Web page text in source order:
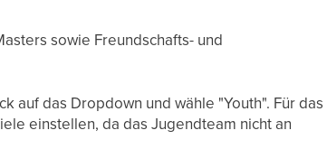
sowie Freundschafts- und
auf das Dropdown und wähle "Youth". Für das
einstellen, da das Jugendteam nicht an